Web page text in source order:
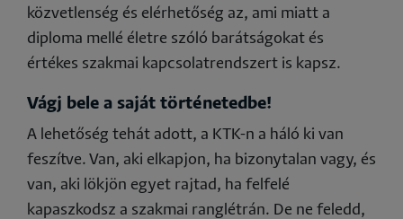
közvetlenség és elérhetőség az, ami miatt a
diploma mellé életre szóló barátságokat és
értékes szakmai kapcsolatrendszert is kapsz.
Vágj bele a saját történetedbe!
A lehetőség tehát adott, a KTK-n a háló ki van
feszítve. Van, aki elkapjon, ha bizonytalan vagy, és
van, aki lökjön egyet rajtad, ha felfelé
kapaszkodsz a szakmai ranglétrán. De ne feledd,